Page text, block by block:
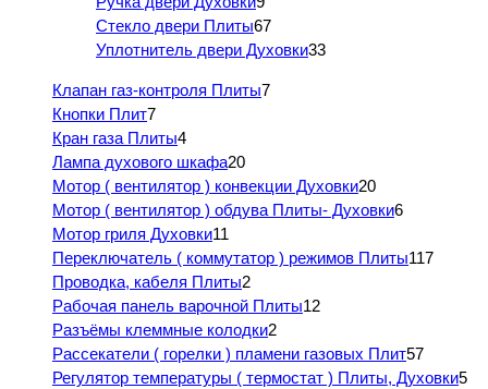
Стекло двери Плиты67
Уплотнитель двери Духовки33
Клапан газ-контроля Плиты7
Кнопки Плит7
Кран газа Плиты4
Лампа духового шкафа20
Мотор ( вентилятор ) конвекции Духовки20
Мотор ( вентилятор ) обдува Плиты- Духовки6
Мотор гриля Духовки11
Переключатель ( коммутатор ) режимов Плиты117
Проводка, кабеля Плиты2
Рабочая панель варочной Плиты12
Разъёмы клеммные колодки2
Рассекатели ( горелки ) пламени газовых Плит57
Регулятор температуры ( термостат ) Плиты, Духовки5